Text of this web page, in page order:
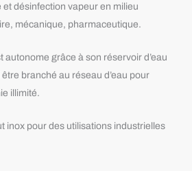
désinfection vapeur en milieu
mécanique, pharmaceutique.
autonome grâce à son réservoir d’eau
branché au réseau d’eau pour
illimité.
inox pour des utilisations industrielles